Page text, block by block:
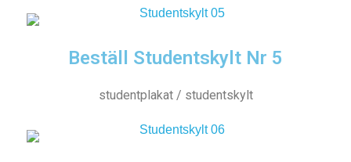
Beställ Studentskylt Nr 5
studentplakat / studentskylt